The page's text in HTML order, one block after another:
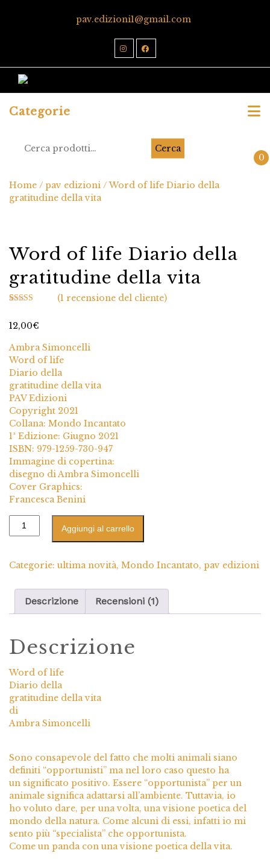
pav.edizioni1@gmail.com
Categorie
Cerca
0
Home / pav edizioni / Word of life Diario della
gratitudine della vita
Word of life Diario della
gratitudine della vita
direcensioni
(1 recensione del cliente)
12,00€
Ambra Simoncelli
Word of life
Diario della
gratitudine della vita
PAV Edizioni
Copyright 2021
Collana: Mondo Incantato
1ª Edizione: Giugno 2021
ISBN: 979-1259-730-947
Immagine di copertina:
disegno di Ambra Simoncelli
Cover Graphics:
Francesca Benini
Aggiungi al carrello
Categorie: ultima novità, Mondo Incantato, pav edizioni
Descrizione Recensioni (1)
Descrizione
Word of life
Diario della
gratitudine della vita
di
Ambra Simoncelli
Sono consapevole del fatto che molti animali siano
definiti “opportunisti” ma nel loro caso questo ha
un significato positivo. Essere “opportunista” per un
animale significa adattarsi all’ambiente. Tuttavia, io
ho voluto dare, per una volta, una visione poetica del
mondo della natura. Come alcuni di essi, infatti io mi
sento più “specialista” che opportunista.
Come un panda con una visione poetica della vita.